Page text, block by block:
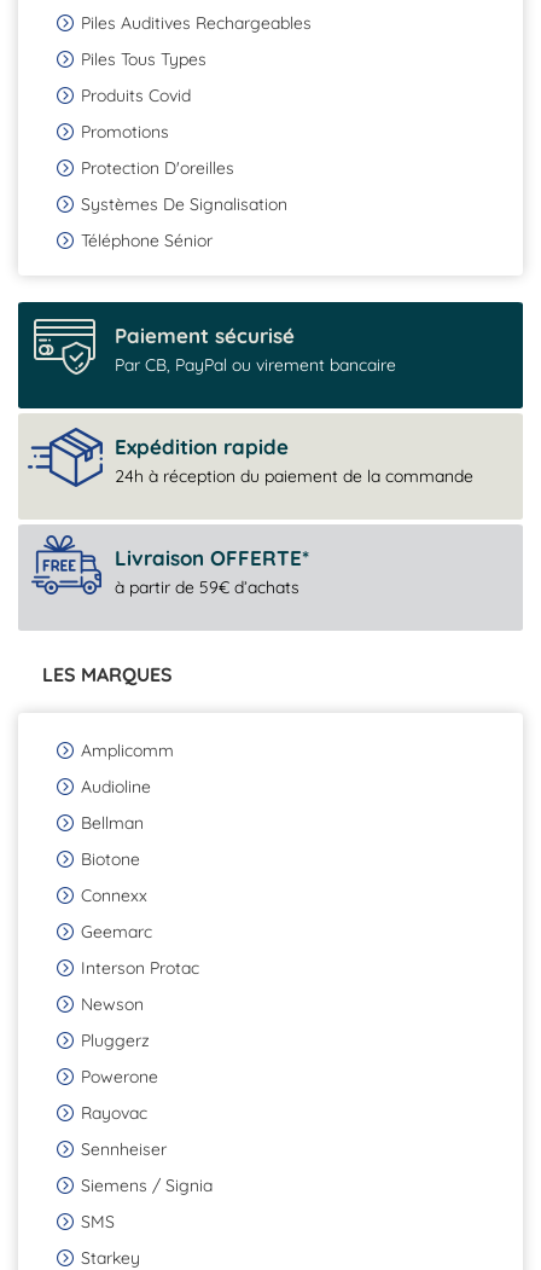
Piles Auditives Rechargeables
Piles Tous Types
Produits Covid
Promotions
Protection D'oreilles
Systèmes De Signalisation
Téléphone Sénior
Paiement sécurisé
Par CB, PayPal ou virement bancaire
Expédition rapide
24h à réception du paiement de la commande
Livraison OFFERTE*
à partir de 59€ d’achats
LES MARQUES
Amplicomm
Audioline
Bellman
Biotone
Connexx
Geemarc
Interson Protac
Newson
Pluggerz
Powerone
Rayovac
Sennheiser
Siemens / Signia
SMS
Starkey